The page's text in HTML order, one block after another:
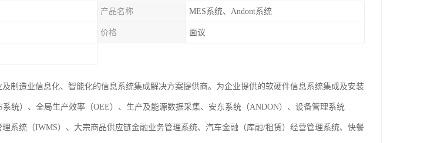
产品名称 MES系统、Andont系统
价格 面议
制造业信息化、智能化的信息系统集成解决方案提供商。为企业提供的软硬件信息系统集成及安装
统）、全局生产效率（OEE）、生产及能源数据采集、安东系统（ANDON）、设备管理系统
理系统（IWMS）、大宗商品供应链金融业务管理系统、汽车金融（库融/租赁）经营管理系统、快餐